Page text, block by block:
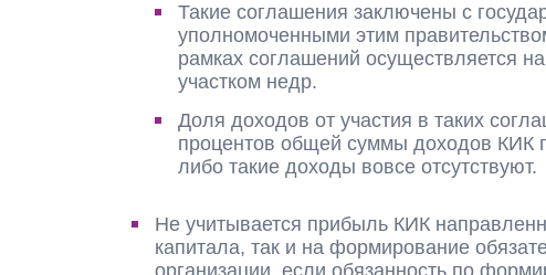
Такие соглашения заключены с
уполномоченными этим
рамках соглашений осуществляется
участком недр.
Доля доходов от участия в таких
процентов общей суммы доходов КИК
либо такие доходы вовсе отсутствуют.
Не учитывается прибыль КИК
капитала, так и на формирование
организации, если обязанность по